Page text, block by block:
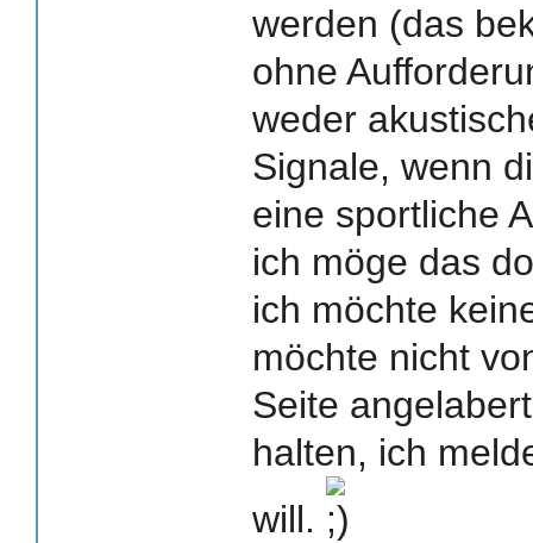
werden (das
ohne
weder
Signale, wenn
eine sportliche
ich möge das
ich möchte
möchte nicht
Seite
halten, ich
will.